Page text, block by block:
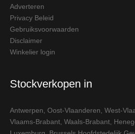
Adverteren
Privacy Beleid
Gebruiksvoorwaarden
Disclaimer
Winkelier login
Stockverkopen in
Antwerpen Oost-Vlaanderen West-
Vlaams-Brabant Waals-Brabant